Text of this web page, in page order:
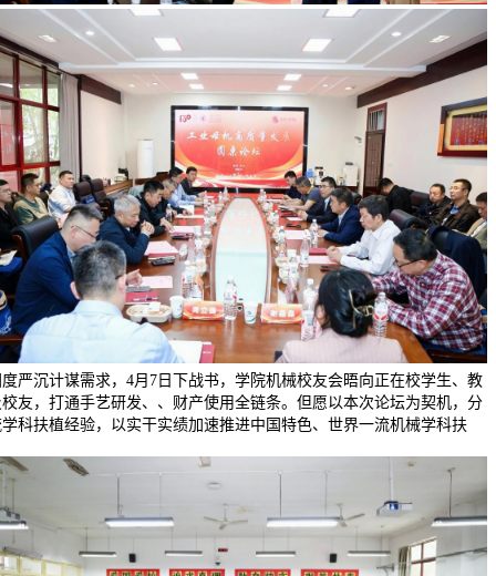
严沉计谋需求，4月7日下战书，学院机械校友会晤向正在校学生、教
友，打通手艺研发、、财产使用全链条。但愿以本次论坛为契机，分
科扶植经验，以实干实绩加速推进中国特色、世界一流机械学科扶